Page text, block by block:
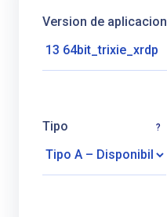
Version de aplicacion
Tipo ?